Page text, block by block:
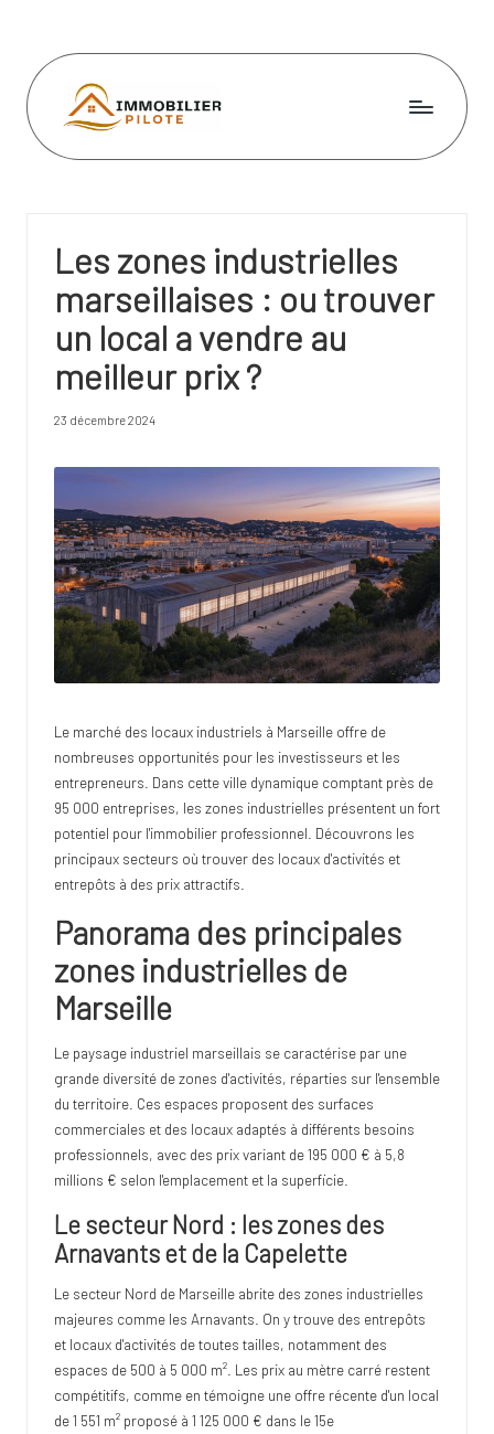
content
I
o
bi
li
e
r
pi
lo
te
Les zones industrielles
marseillaises : ou trouver
un local a vendre au
meilleur prix ?
23 décembre 2024
Le marché des locaux industriels à Marseille offre de
nombreuses opportunités pour les investisseurs et les
entrepreneurs. Dans cette ville dynamique comptant près de
95 000 entreprises, les zones industrielles présentent un fort
potentiel pour l'immobilier professionnel. Découvrons les
principaux secteurs où trouver des locaux d'activités et
entrepôts à des prix attractifs.
Panorama des principales
zones industrielles de
Marseille
Le paysage industriel marseillais se caractérise par une
grande diversité de zones d'activités, réparties sur l'ensemble
du territoire. Ces espaces proposent des surfaces
commerciales et des locaux adaptés à différents besoins
professionnels, avec des prix variant de 195 000 € à 5,8
millions € selon l'emplacement et la superficie.
Le secteur Nord : les zones des
Arnavants et de la Capelette
Le secteur Nord de Marseille abrite des zones industrielles
majeures comme les Arnavants. On y trouve des entrepôts
et locaux d'activités de toutes tailles, notamment des
espaces de 500 à 5 000 m². Les prix au mètre carré restent
compétitifs, comme en témoigne une offre récente d'un local
de 1 551 m² proposé à 1 125 000 € dans le 15e